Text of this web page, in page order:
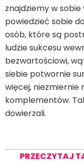
znajdziemy w sobie
powiedzieć sobie
osób, które są
ludzie sukcesu
bezwartościowi,
siebie potwornie
więcej, niezmiernie
komplementów.
dowierzali.
PRZECZYTAJ